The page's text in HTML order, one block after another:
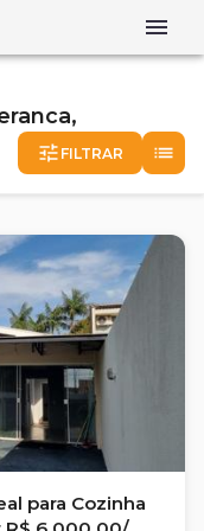
FILTRAR
para Cozinha